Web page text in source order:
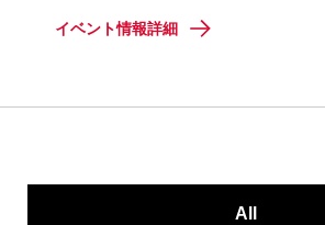
イベント情報詳細
All